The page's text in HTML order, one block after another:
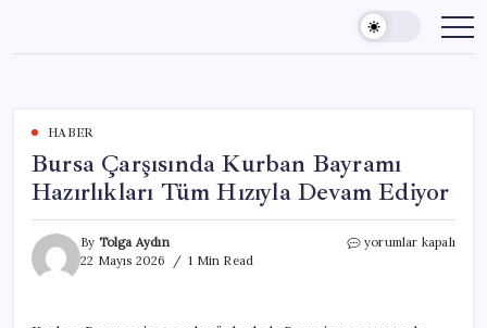
content
HABER
Bursa Çarşısında Kurban Bayramı
Hazırlıkları Tüm Hızıyla Devam Ediyor
By Tolga Aydın
22 Mayıs 2026
1 Min Read
Bursa
yorumlar kapalı